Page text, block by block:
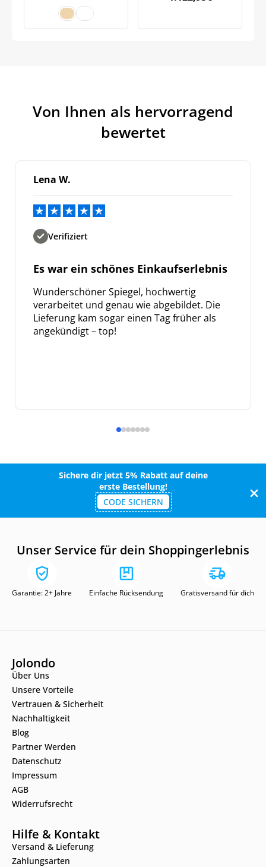
Von Ihnen als hervorragend
bewertet
Lena W.
Verifiziert
Es war ein schönes Einkaufserlebnis
Wunderschöner Spiegel, hochwertig
verarbeitet und genau wie abgebildet. Die
Lieferung kam sogar einen Tag früher als
angekündigt – top!
Sichere dir jetzt 5% Rabatt auf deine
erste Bestellung!
CODE SICHERN
Unser Service für dein Shoppingerlebnis
Garantie: 2+ Jahre Einfache Rücksendung Gratisversand für dich
Jolondo
Über Uns
Unsere Vorteile
Vertrauen & Sicherheit
Nachhaltigkeit
Blog
Partner Werden
Datenschutz
Impressum
AGB
Widerrufsrecht
Hilfe & Kontakt
Versand & Lieferung
Zahlungsarten
auf Ihre erste Bestellung sichern!
Bleiben Sie auf dem Laufenden über
Weitere Informationen darüber, wie wir Ihre Daten für